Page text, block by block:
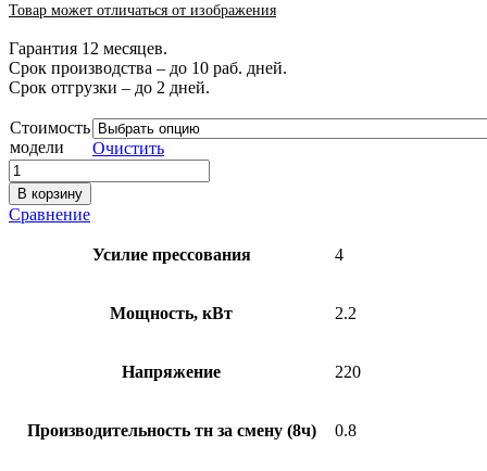
Товар может отличаться от изображения
Гарантия 12 месяцев.
Срок производства – до 10 раб. дней.
Срок отгрузки – до 2 дней.
Стоимость
модели
Очистить
В корзину
Сравнение
Усилие прессования 4
Мощность, кВт 2.2
Напряжение 220
Производительность тн за смену (8ч) 0.8